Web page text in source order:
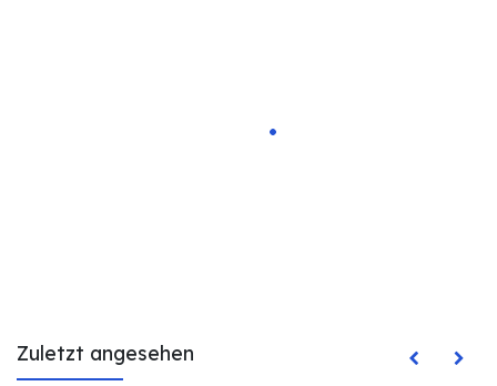
Zuletzt angesehen